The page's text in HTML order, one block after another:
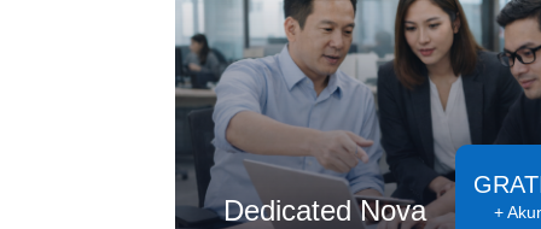
Dedicated Nova +